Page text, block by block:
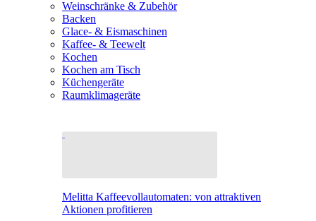
Weinschränke & Zubehör
Backen
Glace- & Eismaschinen
Kaffee- & Teewelt
Kochen
Kochen am Tisch
Küchengeräte
Raumklimageräte
Melitta Kaffeevollautomaten: von attraktiven
Aktionen profitieren